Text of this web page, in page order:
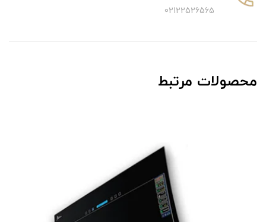
02122526565
محصولات مرتبط